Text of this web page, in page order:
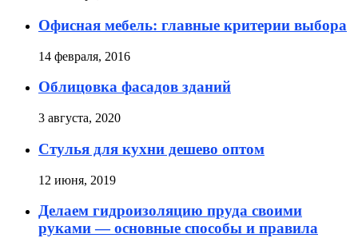
Офисная мебель: главные критерии выбора
14 февраля, 2016
Облицовка фасадов зданий
3 августа, 2020
Стулья для кухни дешево оптом
12 июня, 2019
Делаем гидроизоляцию пруда своими
руками — основные способы и правила